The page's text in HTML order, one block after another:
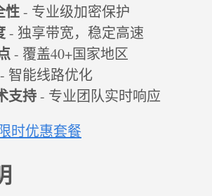
性- 专业级加密保护
- 独享带宽，稳定高速
- 覆盖40+国家地区
智能线路优化
支持- 专业团队实时响应
时优惠套餐